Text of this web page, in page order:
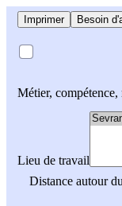
Imprimer Besoin
Métier,
Lieu de travail
Distance autour